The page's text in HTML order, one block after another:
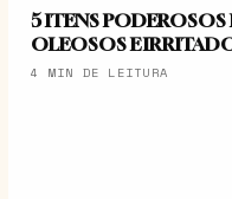
5 ITENS PODEROSOS
OLEOSOS E
4 MIN DE LEITURA